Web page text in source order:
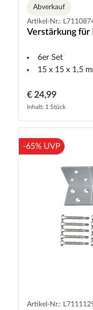
Abverkauf
Artikel-Nr.:
Verstärkung für
6er Set
15 x 15 x 1,5
€ 24,99
Inhalt: 1 Stück
-65% UVP
Artikel-Nr.: